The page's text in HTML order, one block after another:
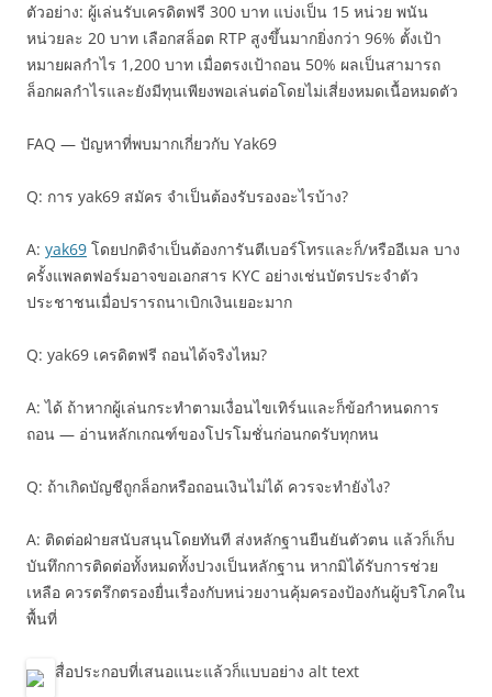
ตัวอย่าง: ผู้เล่นรับเครดิตฟรี 300 บาท แบ่งเป็น 15 หน่วย พนัน
หน่วยละ 20 บาท เลือกสล็อต RTP สูงขึ้นมากยิ่งกว่า 96% ตั้งเป้า
หมายผลกำไร 1,200 บาท เมื่อตรงเป้าถอน 50% ผลเป็นสามารถ
ล็อกผลกำไรและยังมีทุนเพียงพอเล่นต่อโดยไม่เสี่ยงหมดเนื้อหมดตัว
FAQ — ปัญหาที่พบมากเกี่ยวกับ Yak69
Q: การ yak69 สมัคร จำเป็นต้องรับรองอะไรบ้าง?
A: yak69 โดยปกติจำเป็นต้องการันตีเบอร์โทรและก็/หรืออีเมล บาง
ครั้งแพลตฟอร์มอาจขอเอกสาร KYC อย่างเช่นบัตรประจำตัว
ประชาชนเมื่อปรารถนาเบิกเงินเยอะมาก
Q: yak69 เครดิตฟรี ถอนได้จริงไหม?
A: ได้ ถ้าหากผู้เล่นกระทำตามเงื่อนไขเทิร์นและก็ข้อกำหนดการ
ถอน — อ่านหลักเกณฑ์ของโปรโมชั่นก่อนกดรับทุกหน
Q: ถ้าเกิดบัญชีถูกล็อกหรือถอนเงินไม่ได้ ควรจะทำยังไง?
A: ติดต่อฝ่ายสนับสนุนโดยทันที ส่งหลักฐานยืนยันตัวตน แล้วก็เก็บ
บันทึกการติดต่อทั้งหมดทั้งปวงเป็นหลักฐาน หากมิได้รับการช่วย
เหลือ ควรตรึกตรองยื่นเรื่องกับหน่วยงานคุ้มครองป้องกันผู้บริโภคใน
พื้นที่
สื่อประกอบที่เสนอแนะแล้วก็แบบอย่าง alt text